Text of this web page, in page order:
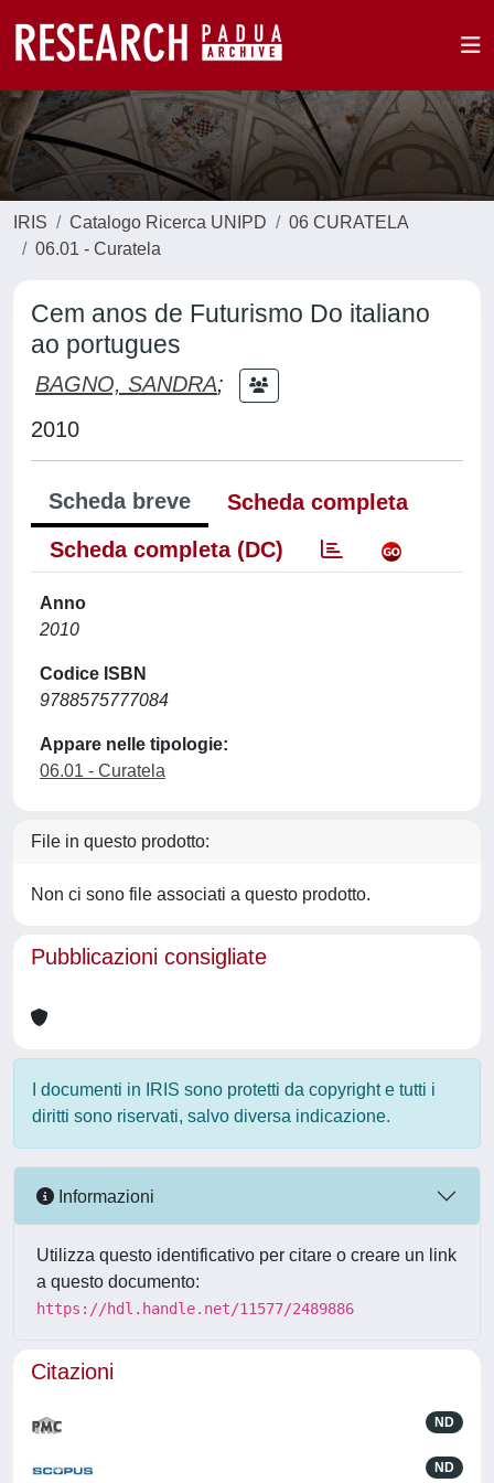
IRIS Catalogo Ricerca UNIPD
06 CURATELA
06.01 - Curatela
Cem anos de Futurismo Do italiano
ao portugues
BAGNO, SANDRA;
2010
Scheda breve
Scheda completa
Scheda completa (DC)
Anno
2010
Codice ISBN
9788575777084
Appare nelle tipologie:
06.01 - Curatela
File in questo prodotto:
Non ci sono file associati a questo prodotto.
Pubblicazioni consigliate
I documenti in IRIS sono protetti da copyright e tutti i
diritti sono riservati, salvo diversa indicazione.
Informazioni
Utilizza questo identificativo per citare o creare un link
a questo documento:
https://hdl.handle.net/11577/2489886
Citazioni
ND
ND